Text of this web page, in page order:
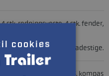
stk. redningsveste, 4 stk. fender,
YF flag, anker, tov, badestige.
5cv ekkolod m/GPS, kompas
cookies